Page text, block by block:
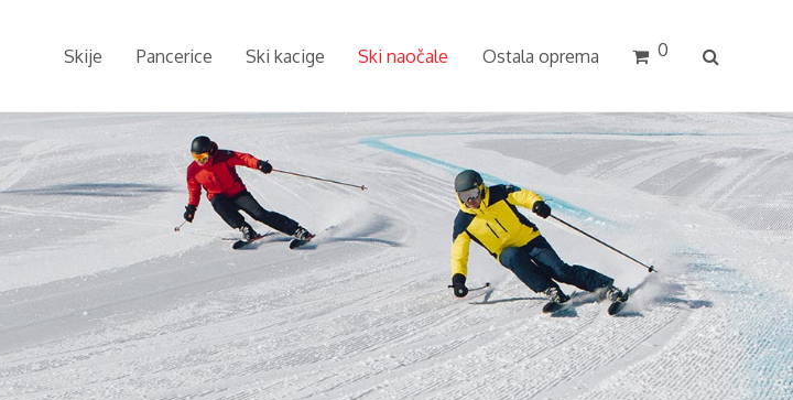
Skije Pancerice Ski kacige Ski naočale Ostala oprema 0